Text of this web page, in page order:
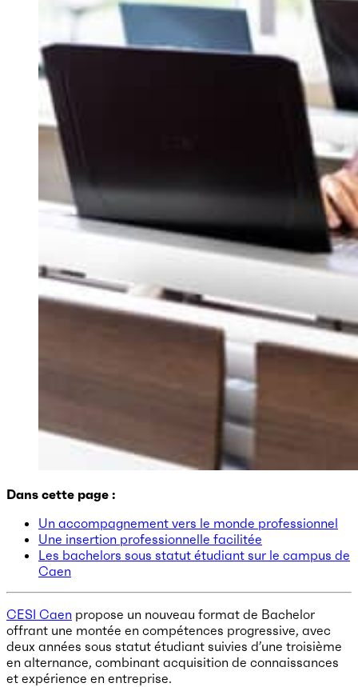
Dans cette page :
Un accompagnement vers le monde professionnel
Une insertion professionnelle facilitée
Les bachelors sous statut étudiant sur le campus de
Caen
CESI Caen propose un nouveau format de Bachelor
offrant une montée en compétences progressive, avec
deux années sous statut étudiant suivies d’une troisième
en alternance, combinant acquisition de connaissances
et expérience en entreprise.